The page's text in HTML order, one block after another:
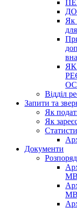
Як
Відділ
Запити та
Як
Як
Документи